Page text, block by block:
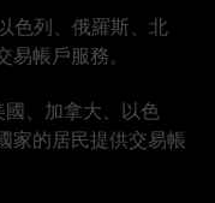
列、俄羅斯、北
帳戶服務。
、加拿大、以色
家的居民提供交易帳